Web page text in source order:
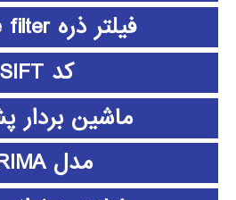
فیلتر ذره particle filter
کد SIFT
ماشین بردار
مدل ARIMA